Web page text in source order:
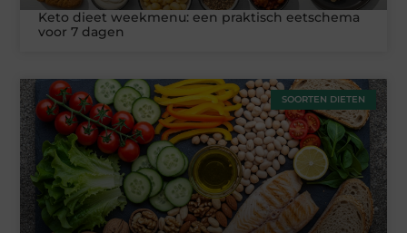
Keto dieet weekmenu: een praktisch eetschema
voor 7 dagen
SOORTEN DIETEN